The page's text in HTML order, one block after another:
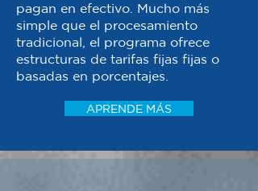
pagan en efectivo. Mucho más
simple que el procesamiento
tradicional, el programa ofrece
estructuras de tarifas fijas fijas o
basadas en porcentajes.
APRENDE MÁS